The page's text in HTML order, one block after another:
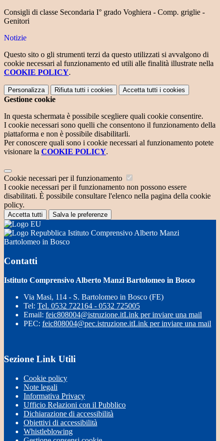
Consigli di classe Secondaria I° grado Voghiera - Comp. griglie -
Genitori
Notizie
Questo sito o gli strumenti terzi da questo utilizzati si avvalgono di
cookie necessari al funzionamento ed utili alle finalità illustrate nella
COOKIE POLICY.
Personalizza Rifiuta tutti i cookies Accetta tutti i cookies
Gestione cookie
In questa schermata è possibile scegliere quali cookie consentire.
I cookie necessari sono quelli che consentono il funzionamento della
piattaforma e non è possibile disabilitarli.
Per conoscere quali sono i cookie necessari al funzionamento potete
visionare la COOKIE POLICY.
Cookie necessari per il funzionamento
I cookie necessari per il funzionamento non possono essere
disabilitati. È possibile consultare l'elenco nella pagina della cookie
policy.
Accetta tutti Salva le preferenze
Istituto Comprensivo Alberto Manzi
Bartolomeo in Bosco
Contatti
Istituto Comprensivo Alberto Manzi Bartolomeo in Bosco
Via Masi, 114 - S. Bartolomeo in Bosco (FE)
Tel: Tel. 0532 722164 - 0532 725005
Email: feic808004@istruzione.itLink per inviare una mail
PEC: feic808004@pec.istruzione.itLink per inviare una mail
Sezione Link Utili
Cookie policy
Note legali
Informativa Privacy
Ufficio Relazioni con il Pubblico
Dichiarazione di accessibilità
Obiettivi di accessibilità
Whistleblowing